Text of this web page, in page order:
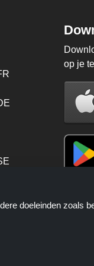
op je
doeleinden zoals